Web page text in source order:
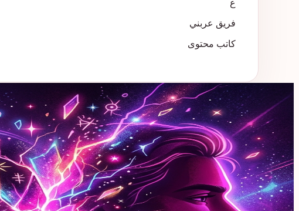
ع
فريق عربني
كاتب محتوى